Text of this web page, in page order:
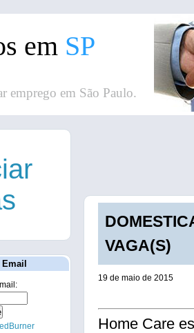
em SP
emprego em São Paulo.
VAGA(S)
19 de maio de 2015
Home Care